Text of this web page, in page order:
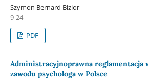
Szymon Bernard Bizior
9-24
PDF
Administracyjnoprawna reglamentacja
zawodu psychologa w Polsce